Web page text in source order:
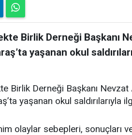
Birlik Derneği Başkanı
yaşanan okul
Birlik Derneği Başkanı Nevzat
yaşanan okul saldırılarıyla
olaylar sebepleri, sonuçları